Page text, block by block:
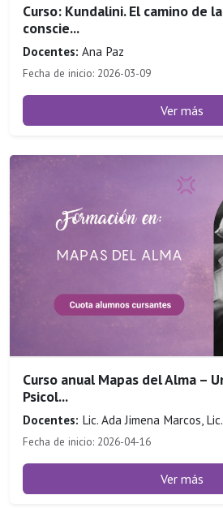
Curso: Kundalini. El camino de
conscie...
Docentes: Ana Paz
Fecha de inicio: 2026-03-09
Ver más
Curso anual Mapas del Alma –
Psicol...
Docentes: Lic. Ada Jimena Marcos,
Fecha de inicio: 2026-04-16
Ver más